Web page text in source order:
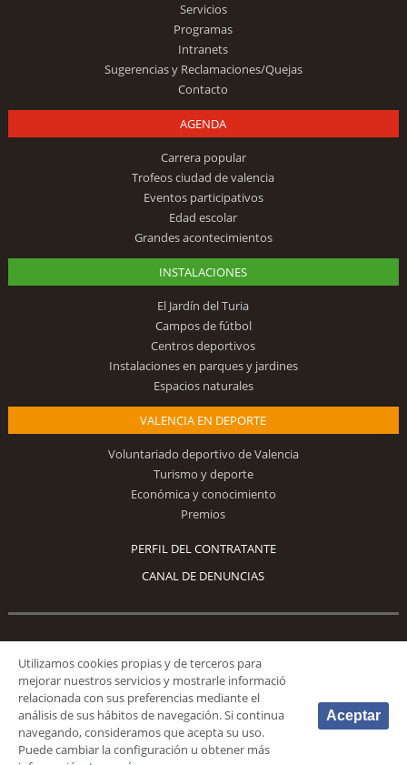
Servicios
Programas
Intranets
Sugerencias y Reclamaciones/Quejas
Contacto
AGENDA
Carrera popular
Trofeos ciudad de valencia
Eventos participativos
Edad escolar
Grandes acontecimientos
INSTALACIONES
El Jardín del Turia
Campos de fútbol
Centros deportivos
Instalaciones en parques y jardines
Espacios naturales
VALENCIA EN DEPORTE
Voluntariado deportivo de Valencia
Turismo y deporte
Económica y conocimiento
Premios
PERFIL DEL CONTRATANTE
CANAL DE DENUNCIAS
Síguenos
© 2026 Fundación Deportiva Municipal Valencia |AVISO LEGAL
Utilizamos cookies propias y de terceros para
mejorar nuestros servicios y mostrarle informació
relacionada con sus preferencias mediante el
análisis de sus hábitos de navegación. Si continua
navegando, consideramos que acepta su uso.
Puede cambiar la configuración u obtener más
Aceptar